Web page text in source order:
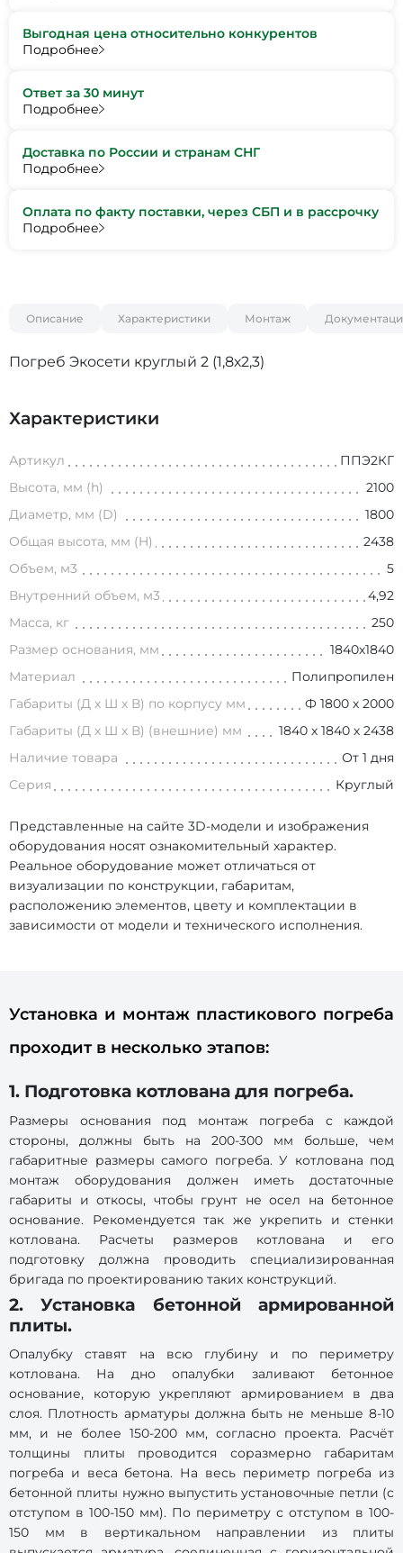
Выгодная цена относительно конкурентов
Подробнее
Ответ за 30 минут
Подробнее
Доставка по России и странам СНГ
Подробнее
Оплата по факту поставки, через СБП и в рассрочку
Подробнее
Описание Характеристики Монтаж
Погреб Экосети круглый 2 (1,8х2,3)
Характеристики
Артикул
ППЭ2КГ
Высота, мм (h)
2100
Диаметр, мм (D)
1800
Общая высота, мм (H)
2438
Объем, м3
5
Внутренний объем, м3
4,92
Масса, кг
250
Размер основания, мм
1840х1840
Материал
Полипропилен
Габариты (Д х Ш х В) по корпусу мм
Ф 1800 х 2000
Габариты (Д х Ш х В) (внешние) мм
1840 х 1840 х 2438
Наличие товара
От 1 дня
Серия
Круглый
Представленные на сайте 3D-модели и изображения
оборудования носят ознакомительный характер.
Реальное оборудование может отличаться от
визуализации по конструкции, габаритам,
расположению элементов, цвету и комплектации в
зависимости от модели и технического исполнения.
Установка и монтаж пластикового погреба
проходит в несколько этапов:
1. Подготовка котлована для погреба.
Размеры основания под монтаж погреба с каждой
стороны, должны быть на 200-300 мм больше, чем
габаритные размеры самого погреба. У котлована под
монтаж оборудования должен иметь достаточные
габариты и откосы, чтобы грунт не осел на бетонное
основание. Рекомендуется так же укрепить и стенки
котлована. Расчеты размеров котлована и его
подготовку должна проводить специализированная
бригада по проектированию таких конструкций.
2. Установка бетонной армированной
плиты.
Опалубку ставят на всю глубину и по периметру
котлована. На дно опалубки заливают бетонное
основание, которую укрепляют армированием в два
слоя. Плотность арматуры должна быть не меньше 8-10
мм, и не более 150-200 мм, согласно проекта. Расчёт
толщины плиты проводится соразмерно габаритам
погреба и веса бетона. На весь периметр погреба из
бетонной плиты нужно выпустить установочные петли (с
отступом в 100-150 мм). По периметру с отступом в 100-
150 мм в вертикальном направлении из плиты